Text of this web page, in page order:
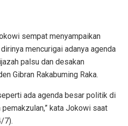
sempat menyampaikan
mencurigai adanya agenda
palsu dan desakan
Gibran Rakabuming Raka.
ada agenda besar politik di
kata Jokowi saat
7).